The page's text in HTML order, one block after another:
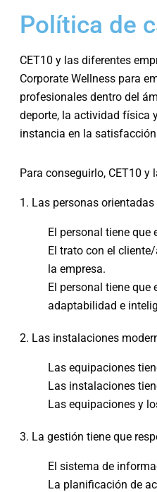
Política de
CET10 y las diferentes
Corporate Wellness para
profesionales dentro del
deporte, la actividad física
instancia en la
Para conseguirlo, CET10
1. Las personas
El personal tiene
El trato con el
la empresa.
El personal tiene
adaptabilidad e
2. Las instalaciones
Las equipaciones
Las instalaciones
Las equipaciones y
3. La gestión tiene que
El sistema de
La planificación de